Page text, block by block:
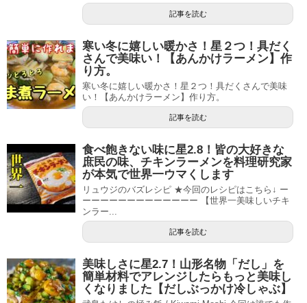
記事を読む
寒い冬に嬉しい暖かさ！星２つ！具だく
さんで美味い！【あんかけラーメン】作
り方。
寒い冬に嬉しい暖かさ！星２つ！具だくさんで美味
い！【あんかけラーメン】作り方。
記事を読む
食べ飽きない味に星2.8！皆の大好きな
庶民の味、チキンラーメンを料理研究家
が本気で世界一ウマくします
リュウジのバズレシピ ★今回のレシピはこちら↓ ー
ーーーーーーーーーーーーー 【世界一美味しいチキ
ンラー...
記事を読む
美味しさに星2.7！山形名物「だし」を
簡単材料でアレンジしたらもっと美味し
くなりました【だしぶっかけ冷しゃぶ】